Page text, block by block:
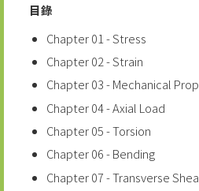
目錄
Chapter 01 - Stress
Chapter 02 - Strain
Chapter 03 - Mechanical
Chapter 04 - Axial Load
Chapter 05 - Torsion
Chapter 06 - Bending
Chapter 07 - Transverse